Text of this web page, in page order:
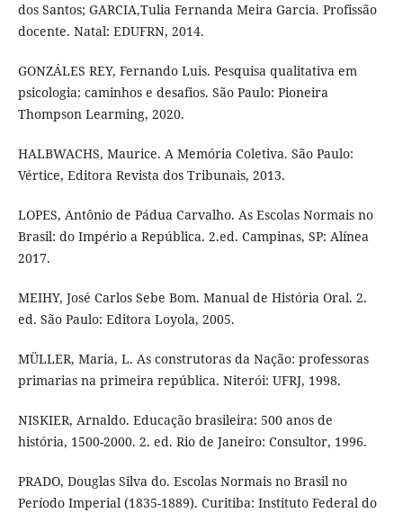
dos Santos; GARCIA,Tulia Fernanda Meira Garcia. Profissão
docente. Natal: EDUFRN, 2014.
GONZÁLES REY, Fernando Luis. Pesquisa qualitativa em
psicologia: caminhos e desafios. São Paulo: Pioneira
Thompson Learming, 2020.
HALBWACHS, Maurice. A Memória Coletiva. São Paulo:
Vértice, Editora Revista dos Tribunais, 2013.
LOPES, Antônio de Pádua Carvalho. As Escolas Normais no
Brasil: do Império a República. 2.ed. Campinas, SP: Alínea
2017.
MEIHY, José Carlos Sebe Bom. Manual de História Oral. 2.
ed. São Paulo: Editora Loyola, 2005.
MÜLLER, Maria, L. As construtoras da Nação: professoras
primarias na primeira república. Niterói: UFRJ, 1998.
NISKIER, Arnaldo. Educação brasileira: 500 anos de
história, 1500-2000. 2. ed. Rio de Janeiro: Consultor, 1996.
PRADO, Douglas Silva do. Escolas Normais no Brasil no
Período Imperial (1835-1889). Curitiba: Instituto Federal do